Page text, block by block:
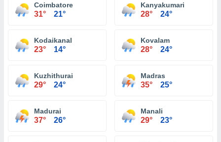
Coimbatore
31° 21°
Kanyakumari
28° 24°
Kodaikanal
23° 14°
Kovalam
28° 24°
Kuzhithurai
29° 24°
Madras
35° 25°
Madurai
37° 26°
Manali
29° 23°